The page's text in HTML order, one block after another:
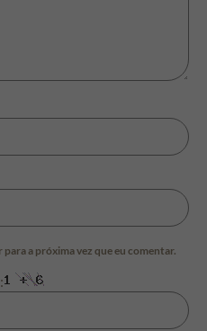
para a próxima vez que eu comentar.